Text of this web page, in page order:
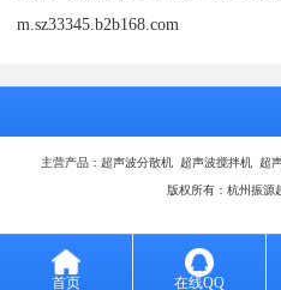
m.sz33345.b2b168.com
主营产品：超声波分散机 超声波搅拌机 超
版权所有：杭州振源
首页 在线QQ